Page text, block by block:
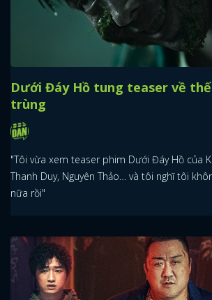
Dưới Đáy Hồ tung teaser về
trùng
"Tôi vừa xem teaser phim Dưới Đáy Hồ của
Thanh Duy, Nguyên Thảo… và tôi nghĩ tôi
nữa rồi"